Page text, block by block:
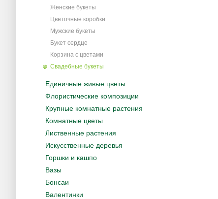
Женские букеты
Цветочные коробки
Мужские букеты
Букет сердце
Корзина с цветами
Свадебные букеты
Единичные живые цветы
Флористические композиции
Крупные комнатные растения
Комнатные цветы
Лиственные растения
Искусственные деревья
Горшки и кашпо
Вазы
Бонсаи
Валентинки